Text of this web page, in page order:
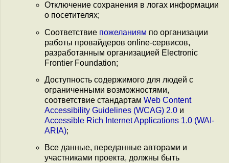
Отключение сохранения в логах информации
о посетителях;
Соответствие пожеланиям по организации
работы провайдеров online-сервисов,
разработанным организацией Electronic
Frontier Foundation;
Доступность содержимого для людей с
ограниченными возможностями,
соответствие стандартам Web Content
Accessibility Guidelines (WCAG) 2.0 и
Accessible Rich Internet Applications 1.0 (WAI-
ARIA);
Все данные, переданные авторами и
участниками проекта, должны быть